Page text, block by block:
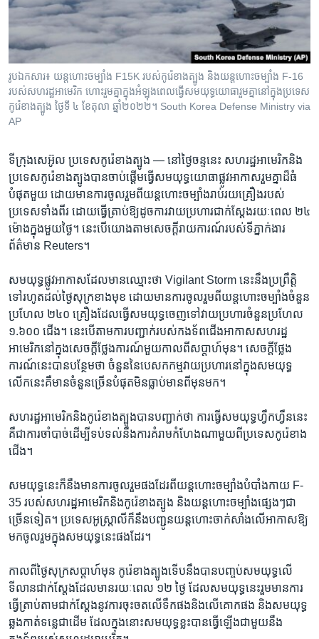
រំលង​
និង​
ទៅ​
កាន់​
ទំព័រ​
រក
Khmer English
បណ្តាញ​សង្គម
រូបឯកសារ៖ យន្ដហោះ​ចម្បាំង​ F15K របស់​កូរ៉េខាងត្បូង និង​យន្ដហោះចម្បាំង F-16
របស់​សហរដ្ឋ​អាមេរិក ហោះ​រួម​គ្នា​ក្នុង​អំឡុងពេល​ធ្វើ​សមយុទ្ធយោធា​រួម​គ្នា​នៅ​ក្នុង​ប្រទេស​
កូរ៉េខាងត្បូង ថ្ងៃទី ៤ ខែតុលា ឆ្នាំ២០២២។ South Korea Defense Ministry via
AP
ទីក្រុង​សេអ៊ូល ប្រទេស​កូរ៉េ​ខាង​ត្បូង — នៅ​ថ្ងៃ​ចន្ទ​នេះ សហរដ្ឋ​អាមេរិក​និង​
ប្រទេស​កូរ៉េ​ខាង​ត្បូង​បាន​ចាប់ផ្តើម​ធ្វើ​សមយុទ្ធ​យោធា​ផ្លូវ​អាកាស​រួម​គ្នា​ដ៏​ធំ​
បំផុត​មួយ ដោយ​មាន​ការ​ចូលរួម​ពី​យន្តហោះ​ចម្បាំង​រាប់​រយ​គ្រឿង​របស់​
ប្រទេស​ទាំង​ពីរ​ ដោយ​ធ្វើ​ត្រាប់​ឱ្យ​ដូច​ការ​វាយ​ប្រហារ​ជាក់ស្ដែង​រយៈពេល ២៤
ម៉ោង​ក្នុង​មួយ​ថ្ងៃ។ នេះ​បើ​យោង​តាម​សេចក្តី​រាយការណ៍​របស់​ទីភ្នាក់ងារ​
ព័ត៌មាន Reuters។
សមយុទ្ធ​ផ្លូវ​អាកាស​ដែល​មាន​ឈ្មោះ​ថា Vigilant Storm នេះ​នឹង​ប្រព្រឹត្តិ​
ទៅ​រហូត​ដល់​ថ្ងៃ​សុក្រ​ខាង​មុខ ដោយ​មាន​ការ​ចូលរួម​ពី​យន្តហោះ​ចម្បាំង​ចំនួន​
ប្រហែល ២៤០ គ្រឿង​ដែល​ធ្វើ​សមយុទ្ធ​ចេញ​ទៅ​វាយ​ប្រហារ​ចំនួន​ប្រហែល
១.៦០០ ជើង។ នេះ​បើ​តាម​ការ​បញ្ជាក់​របស់​កងទ័ព​ជើង​អាកាស​សហរដ្ឋ​
អាមេរិក​នៅ​ក្នុង​សេចក្តី​ថ្លែងការណ៍​មួយ​កាលពី​សប្តាហ៍​មុន។ សេចក្ដី​ថ្លែង
ការណ៍​នេះ​បាន​បន្ថែម​ថា ចំនួន​នៃ​បេសកកម្ម​វាយ​ប្រហារ​នៅ​ក្នុង​សមយុទ្ធ​
លើក​នេះ​គឺ​មាន​ចំនួន​ច្រើន​បំផុត​មិន​ធ្លាប់​មាន​ពី​មុន​មក។
សហរដ្ឋ​អាមេរិក​និង​កូរ៉េ​ខាង​ត្បូង​បាន​បញ្ជាក់​ថា ការ​ធ្វើ​សមយុទ្ធ​ហ្វឹកហ្វឺន​នេះ​
គឺ​ជា​ការ​ចាំបាច់​ដើម្បី​ទប់ទល់​នឹង​ការ​គំរាម​កំហែង​ណា​មួយ​ពី​ប្រទេស​កូរ៉េ​ខាង​
ជើង។
សមយុទ្ធ​នេះ​ក៏​នឹង​មាន​ការ​ចូលរួម​ផង​ដែរ​ពី​យន្តហោះ​ចម្បាំង​បំបាំង​កាយ F-
35 របស់​សហរដ្ឋ​អាមេរិក​និង​កូរ៉េ​ខាងត្បូង និង​យន្តហោះ​ចម្បាំង​ផ្សេងៗ​ជា​
ច្រើន​ទៀត។ ប្រទេស​អូស្ត្រាលី​ក៏​នឹង​បញ្ជូន​យន្តហោះ​ចាក់សាំង​លើ​អាកាស​ឱ្យ​
មក​ចូលរួម​ក្នុង​សមយុទ្ធ​នេះ​ផង​ដែរ។
កាលពី​ថ្ងៃ​សុក្រ​សប្តាហ៍​មុន កូរ៉េ​ខាង​ត្បូង​ទើប​នឹង​បាន​បញ្ចប់​សមយុទ្ធ​លើ​
ទីលាន​ជាក់ស្តែង​ដែល​មាន​រយៈពេល ១២ ថ្ងៃ ដែល​សមយុទ្ធ​នេះ​រួម​មាន​ការ​
ធ្វើ​ត្រាប់​តាម​ជាក់ស្ដែង​នូវ​ការ​ចុះ​ចត​លើ​ទឹក​ផង​និង​លើ​គោក​ផង និង​សមយុទ្ធ​
ឆ្លងកាត់​ទន្លេ​ជាដើម ដែល​ក្នុង​នោះ​សមយុទ្ធ​ខ្លះ​បាន​ធ្វើ​ឡើង​ជាមួយ​នឹង​